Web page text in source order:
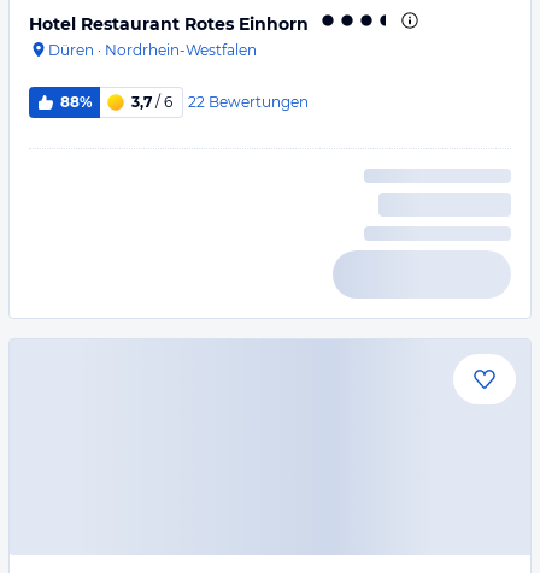
Hotel Restaurant Rotes Einhorn
Düren · Nordrhein-Westfalen
88% 3,7 / 6 22 Bewertungen